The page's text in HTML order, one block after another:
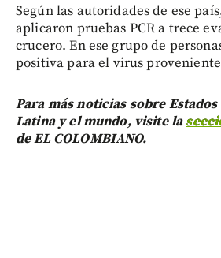
Según las autoridades de ese
aplicaron pruebas PCR a trece
crucero. En ese grupo de
positiva para el virus
Para más noticias sobre
Latina y el mundo, visite la
de EL COLOMBIANO.